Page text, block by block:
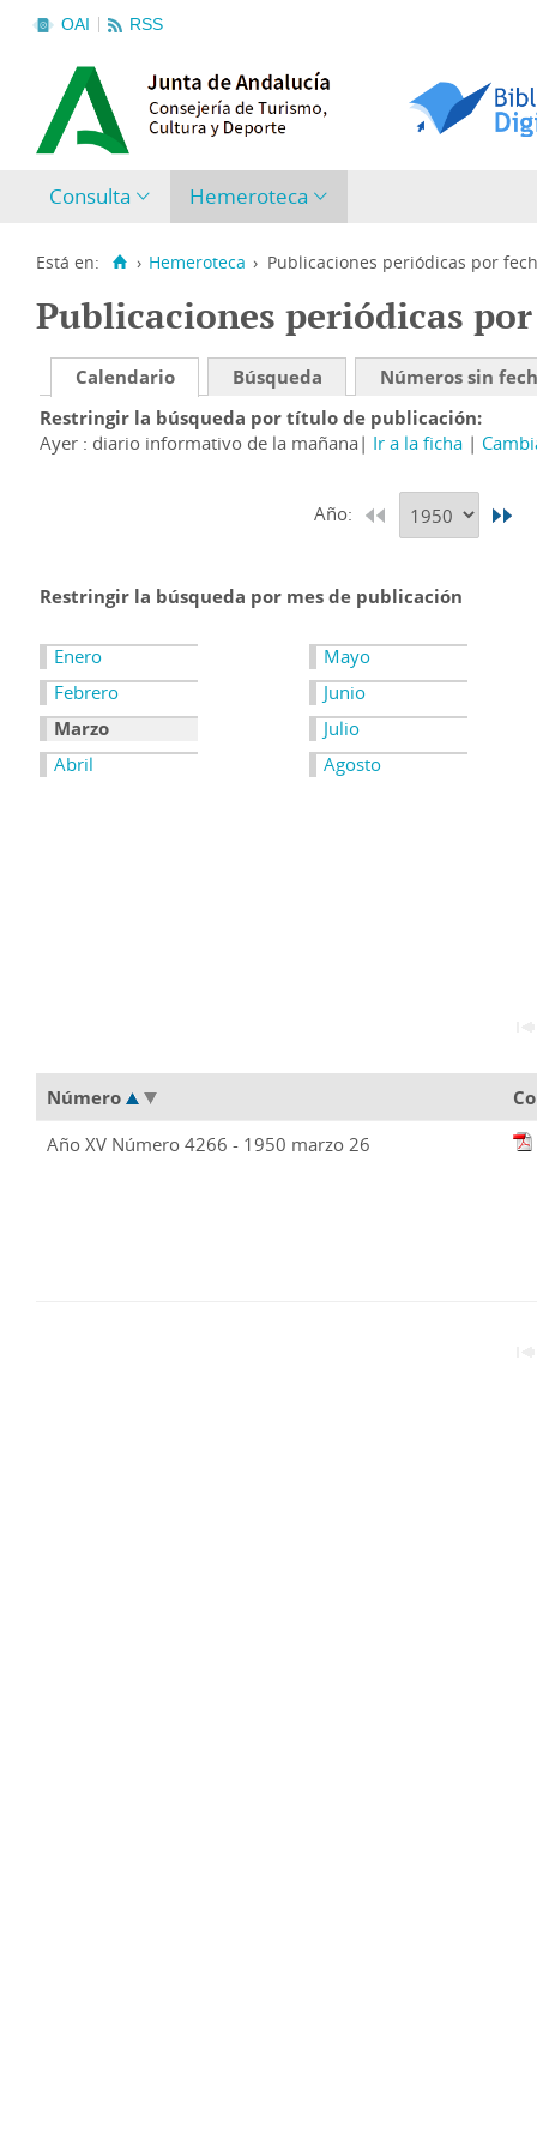
OAI RSS
Consulta Hemeroteca
Está en: › Hemeroteca › Publicaciones periódicas por
Publicaciones periódicas
Calendario Búsqueda
Números sin
Restringir la búsqueda por título de publicación
Ayer : diario informativo de la mañana
Ir a la ficha
Año:
Restringir la búsqueda por mes de publicación
Enero
Febrero
Marzo
Abril
Mayo
Junio
Julio
Agosto
Número
Año XV Número 4266 - 1950 marzo 26